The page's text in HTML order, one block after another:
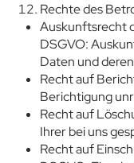
Rechte des
Auskunftsrecht
DSGVO:
Daten und
Recht auf
Berichtigung
Recht auf
Ihrer bei uns
Recht auf